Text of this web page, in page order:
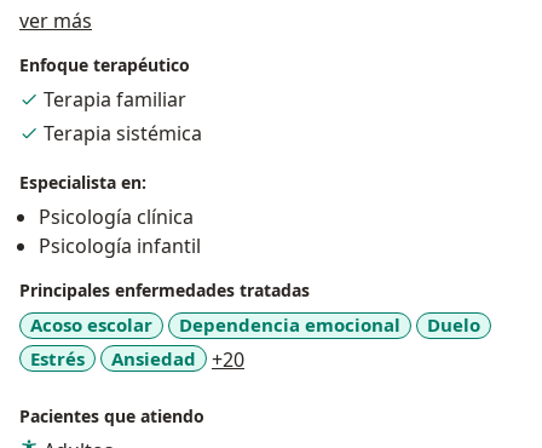
Procesos identitarios (autoestima,
Tránsitos en la vida.
ver más
Enfoque terapéutico
Terapia familiar
Terapia sistémica
Especialista en:
Psicología clínica
Psicología infantil
Principales enfermedades tratadas
Acoso escolar Dependencia emocional
Duelo
Estrés
Ansiedad +20a11y_sr_more_diseases
Pacientes que atiendo